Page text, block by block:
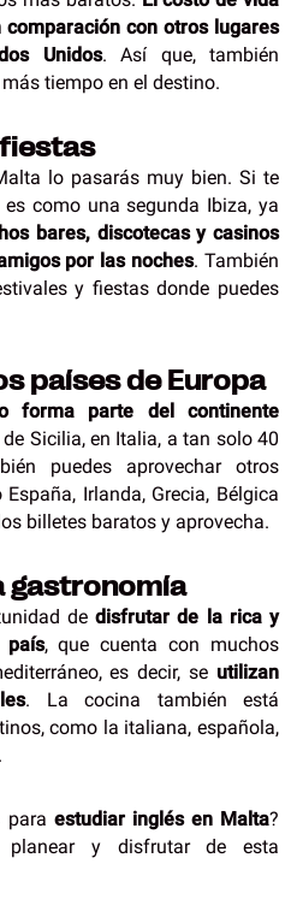
con otros lugares
Unidos. Así que, también
tiempo en el destino.
lo pasarás muy bien. Si te
como una segunda Ibiza, ya
bares, discotecas y casinos
por las noches. También
y fiestas donde puedes
países de Europa
forma parte del continente
Sicilia, en Italia, a tan solo 40
puedes aprovechar otros
Irlanda, Grecia, Bélgica
billetes baratos y aprovecha.
gastronomía
dedisfrutar de la rica y
país, que cuenta con muchos
es decir, se utilizan
. La cocina también está
como la italiana, española,
para estudiar inglés en Malta?
y disfrutar de esta